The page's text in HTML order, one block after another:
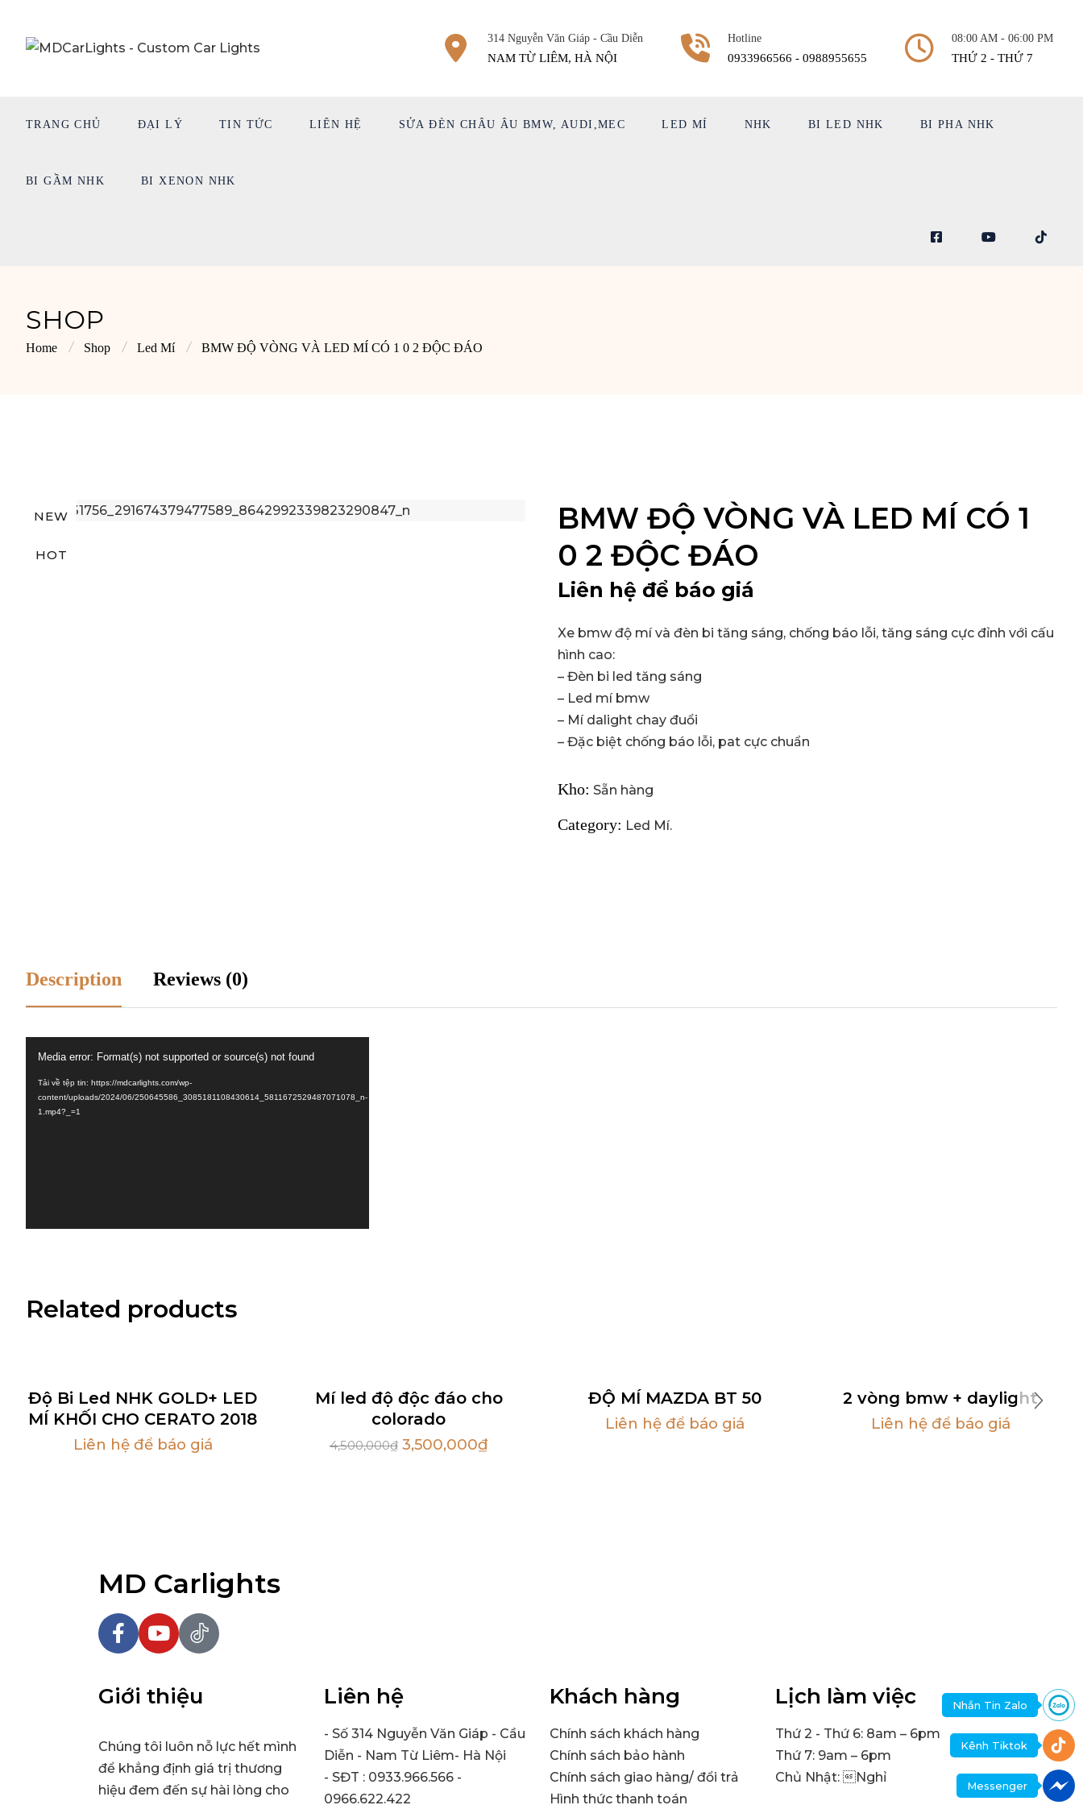
314 Nguyễn Văn Giáp - Cầu Diễn
NAM TỪ LIÊM, HÀ NỘI
Hotline
0933966566 - 0988955655
08:00 AM - 06:00 PM
THỨ 2 - THỨ 7
TRANG CHỦ ĐẠI LÝ TIN TỨC LIÊN HỆ SỬA ĐÈN CHÂU ÂU BMW, AUDI,MEC LED MÍ NHK BI LED NHK BI PHA NHK
BI GẦM NHK BI XENON NHK
SHOP
Home Shop Led Mí BMW ĐỘ VÒNG VÀ LED MÍ CÓ 1 0 2 ĐỘC ĐÁO
NEW
HOT
BMW ĐỘ VÒNG VÀ LED MÍ CÓ 1
0 2 ĐỘC ĐÁO
Liên hệ để báo giá
Xe bmw độ mí và đèn bi tăng sáng, chống báo lỗi, tăng sáng cực đỉnh với cấu
hình cao:
– Đèn bi led tăng sáng
– Led mí bmw
– Mí dalight chay đuổi
– Đặc biệt chống báo lỗi, pat cực chuẩn
Kho: Sẵn hàng
Category: Led Mí.
Description Reviews (0)
Video
Media error: Format(s) not supported or source(s) not found
Tải về tệp tin: https://mdcarlights.com/wp-
content/uploads/2024/06/250645586_3085181108430614_5811672529487071078_n-
1.mp4?_=1
Related products
Độ Bi Led NHK GOLD+ LED
MÍ KHỐI CHO CERATO 2018
Liên hệ để báo giá
Hot
Mí led độ độc đáo cho
colorado
4,500,000₫ 3,500,000₫
ĐỘ MÍ MAZDA BT 50
Liên hệ để báo giá
2 vòng bmw + daylight
Liên hệ để báo giá
MD Carlights
Giới thiệu
Chúng tôi luôn nỗ lực hết mình
để khẳng định giá trị thương
hiệu đem đến sự hài lòng cho
Liên hệ
- Số 314 Nguyễn Văn Giáp - Cầu
Diễn - Nam Từ Liêm- Hà Nội
- SĐT : 0933.966.566 -
0966.622.422
Khách hàng
Chính sách khách hàng
Chính sách bảo hành
Chính sách giao hàng/ đổi trả
Hình thức thanh toán
Lịch làm việc
Thứ 2 - Thứ 6: 8am – 6pm
Thứ 7: 9am – 6pm
Chủ Nhật: Nghỉ
Nhắn Tin Zalo
Kênh Tiktok
Messenger